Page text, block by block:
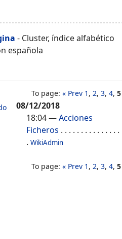
- Cluster, índice alfabético
española
To page: « Prev 1 , 2, 3, 4, 5
08/12/2018
18:04—Acciones
Ficheros . . . . . . . . . . . . . . .
. WikiAdmin
To page: « Prev 1 , 2, 3, 4, 5